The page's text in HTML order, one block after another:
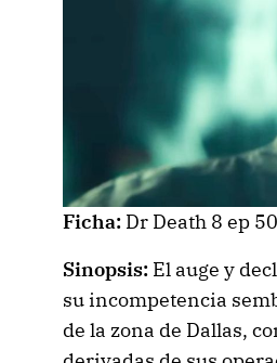
Ficha:Dr Death 8 ep
Sinopsis:El auge y
su incompetencia
de la zona de Dallas,